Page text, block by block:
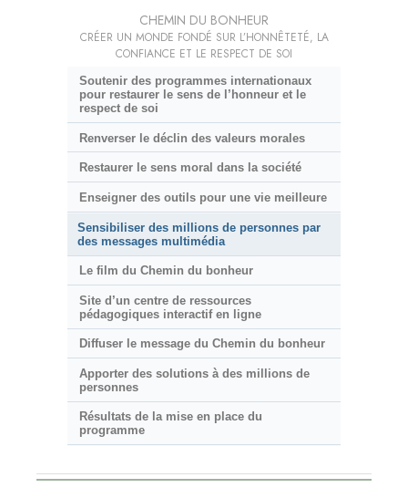
CHEMIN DU BONHEUR
CRÉER UN MONDE FONDÉ SUR L’HONNÊTETÉ, LA
CONFIANCE ET LE RESPECT DE SOI
Soutenir des programmes internationaux
pour restaurer le sens de l’honneur et le
respect de soi
Renverser le déclin des valeurs morales
Restaurer le sens moral dans la société
Enseigner des outils pour une vie meilleure
Sensibiliser des millions de personnes par
des messages multimédia
Le film du Chemin du bonheur
Site d’un centre de ressources
pédagogiques interactif en ligne
Diffuser le message du Chemin du bonheur
Apporter des solutions à des millions de
personnes
Résultats de la mise en place du
programme